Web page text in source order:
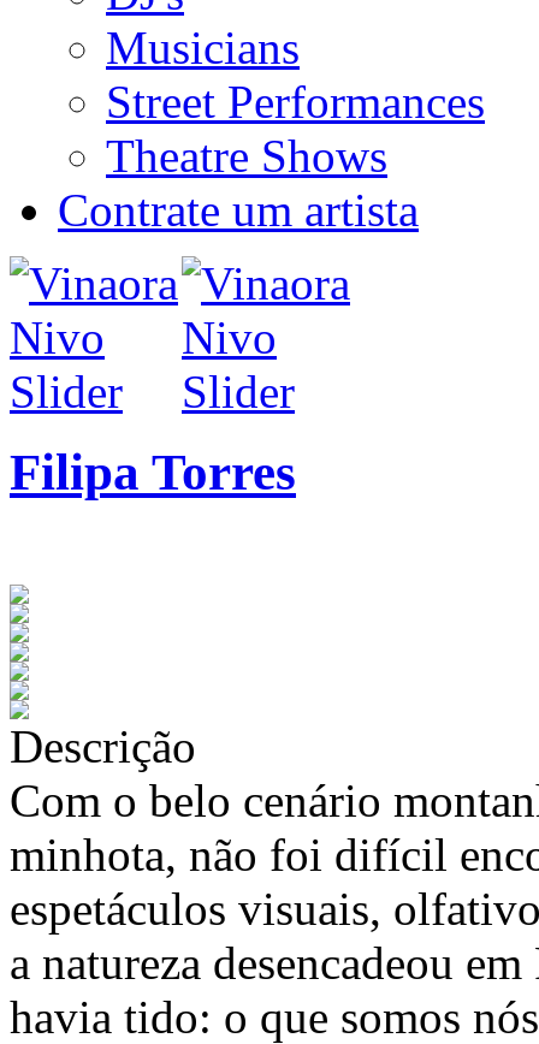
Musicians
Street Performances
Theatre Shows
Contrate um artista
Filipa Torres
Descrição
Com o belo cenário
minhota, não foi difícil
espetáculos visuais,
a natureza desencadeou
havia tido: o que somos